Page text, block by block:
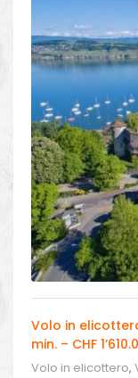
Volo in elicottero
min. – CHF
Volo in elicottero,